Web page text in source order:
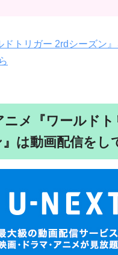
ドトリガー 2rdシーズン
ニメ『ワールドト
は動画配信をし